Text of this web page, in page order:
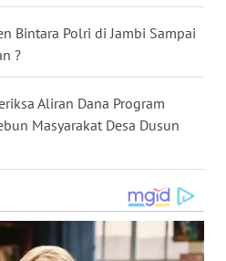
Bintara Polri di Jambi Sampai
?
Aliran Dana Program
Masyarakat Desa Dusun